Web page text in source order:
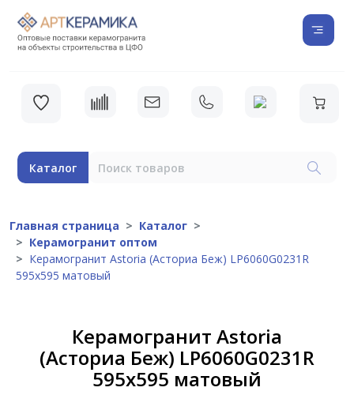
Каталог
Главная страница
Каталог
Керамогранит оптом
Керамогранит Astoria (Асториа Беж) LP6060G0231R
595х595 матовый
Керамогранит Astoria
(Асториа Беж) LP6060G0231R
595х595 матовый